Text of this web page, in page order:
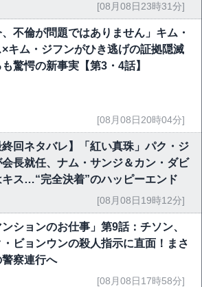
[08月08日23時31分]
、不倫が問題ではありません」キム・
キム・ジフンがひき逃げの証拠隠滅
驚愕の新事実【第3・4話】
[08月08日20時04分]
終回ネタバレ】「紅い真珠」パク・ジ
会長就任、ナム・サンジ＆カン・ダビ
キス…“完全決着”のハッピーエンド
[08月08日19時12分]
ンションのお仕事」第9話：チソン、
ビョンウンの殺人指示に直面！まさ
察連行へ
[08月08日17時58分]